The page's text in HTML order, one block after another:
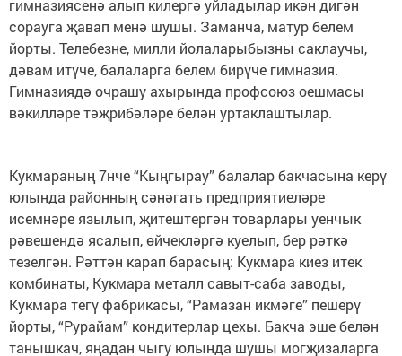
гимназиясенә алып килергә уйладылар икән дигән
сорауга җавап менә шушы. Заманча, матур белем
йорты. Телебезне, милли йолаларыбызны саклаучы,
дәвам итүче, балаларга белем бирүче гимназия.
Гимназиядә очрашу ахырында профсоюз оешмасы
вәкилләре тәҗрибәләре белән уртаклаштылар.
Кукмараның 7нче “Кыңгырау” балалар бакчасына керү
юлында районның сәнәгать предприятиеләре
исемнәре язылып, җитештергән товарлары уенчык
рәвешендә ясалып, өйчекләргә куелып, бер рәткә
тезелгән. Рәттән карап барасың: Кукмара киез итек
комбинаты, Кукмара металл савыт-саба заводы,
Кукмара тегү фабрикасы, “Рамазан икмәге” пешерү
йорты, “Рурайам” кондитерлар цехы. Бакча эше белән
танышкач, яңадан чыгу юлында шушы могҗизаларга